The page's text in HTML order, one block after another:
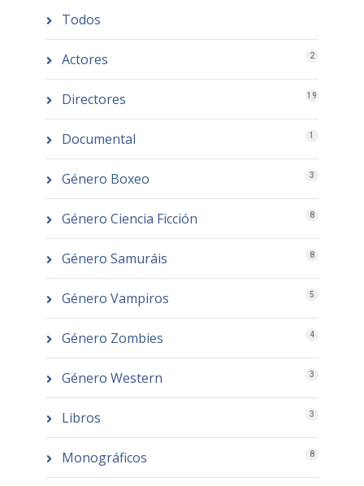
Todos
Actores 2
Directores 19
Documental 1
Género Boxeo 3
Género Ciencia Ficción 8
Género Samuráis 8
Género Vampiros 5
Género Zombies 4
Género Western 3
Libros 3
Monográficos 8